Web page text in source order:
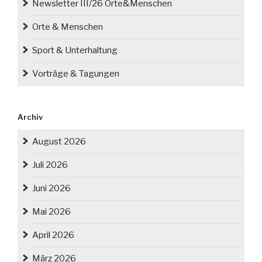
Newsletter III/26 Orte&Menschen
Orte & Menschen
Sport & Unterhaltung
Vorträge & Tagungen
Archiv
August 2026
Juli 2026
Juni 2026
Mai 2026
April 2026
März 2026